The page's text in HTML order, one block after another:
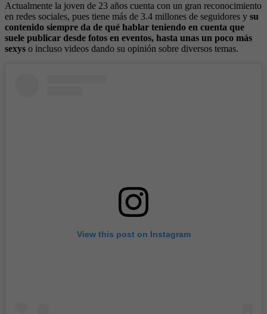
Actualmente la joven de 23 años cuenta con un gran reconocimiento
en redes sociales, pues tiene más de 3.4 millones de seguidores y su
contenido siempre da de qué hablar teniendo en cuenta que
suele publicar desde fotos en eventos, hasta unas un poco más
sexys o incluso videos dando su opinión sobre diversos temas.
View this post on Instagram